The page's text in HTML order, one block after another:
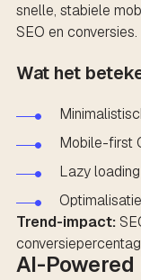
snelle, stabiele
SEO en conversies.
Wat het
Mobile-first
Lazy
Trend-impact:
AI-